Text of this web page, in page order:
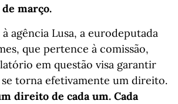
março.
agência Lusa, a eurodeputada
que pertence à comissão,
em questão visa garantir
se torna efetivamente um direito.
direito de cada um. Cada